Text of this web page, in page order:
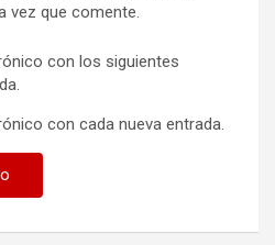
vez que comente.
con los siguientes
con cada nueva entrada.